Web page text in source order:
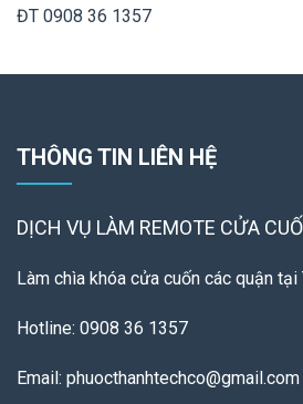
ĐT 0908 36 1357
THÔNG TIN LIÊN HỆ
DỊCH VỤ LÀM REMOTE CỬA
Làm chìa khóa cửa cuốn các quận tại
Hotline: 0908 36 1357
Email: phuocthanhtechco@gmail.com